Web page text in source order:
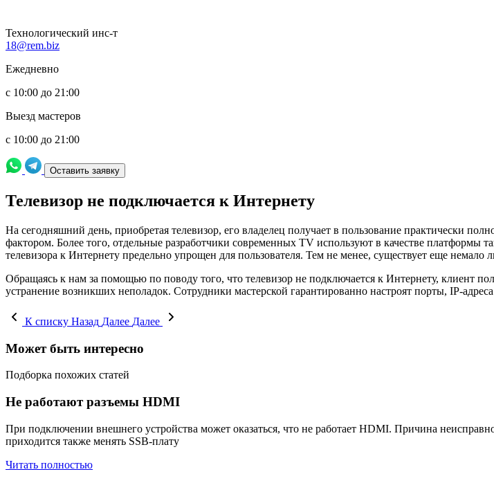
Технологический инс-т
18@rem.biz
Ежедневно
с 10:00 до 21:00
Выезд мастеров
с 10:00 до 21:00
Оставить заявку
Телевизор не подключается к Интернету
На сегодняшний день, приобретая телевизор, его владелец получает в пользование практически
фактором. Более того, отдельные разработчики современных TV используют в качестве
телевизора к Интернету предельно упрощен для пользователя. Тем не менее, существует еще
Обращаясь к нам за помощью по поводу того, что телевизор не подключается к Интернету, клиент
устранение возникших неполадок. Сотрудники мастерской гарантированно настроят порты, IP-
К списку Назад Далее Далее
Может быть интересно
Подборка похожих статей
Не работают разъемы HDMI
При подключении внешнего устройства может оказаться, что не работает HDMI. Причина
приходится также менять SSB-плату
Читать полностью